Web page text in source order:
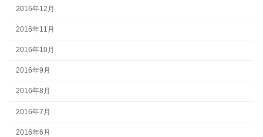
2016年12月
2016年11月
2016年10月
2016年9月
2016年8月
2016年7月
2016年6月